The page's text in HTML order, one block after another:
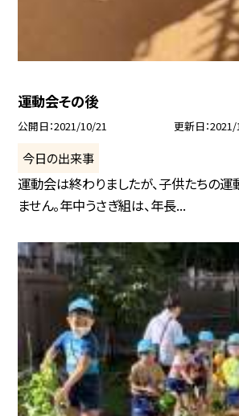
運動会その後
公開日 2021/10/21 更新日 2021/
今日の出来事
運動会は終わりましたが、子供たちの
ません。年中うさぎ組は、年長...